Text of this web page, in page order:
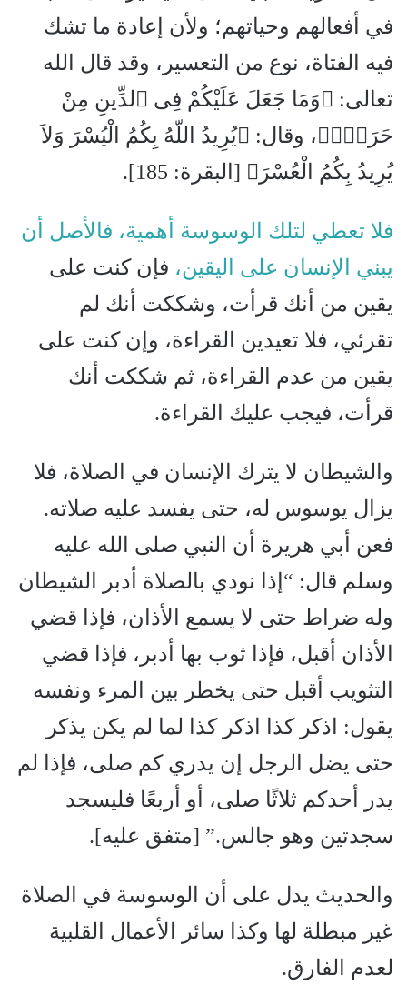
في أفعالهم وحياتهم؛ ولأن إعادة ما تشك
فيه الفتاة، نوع من التعسير، وقد قال الله
تعالى: ﴿وَمَا جَعَلَ عَلَيْكُمْ فِى ٱلدِّينِ مِنْ
حَرَجٍۢ﴾، وقال: ﴿يُرِيدُ اللّهُ بِكُمُ الْيُسْرَ وَلاَ
يُرِيدُ بِكُمُ الْعُسْرَ﴾ [البقرة: 185].
فلا تعطي لتلك الوسوسة أهمية، فالأصل أن
يبني الإنسان على اليقين، فإن كنت على
يقين من أنك قرأت، وشككت أنك لم
تقرئي، فلا تعيدين القراءة، وإن كنت على
يقين من عدم القراءة، ثم شككت أنك
قرأت، فيجب عليك القراءة.
والشيطان لا يترك الإنسان في الصلاة، فلا
يزال يوسوس له، حتى يفسد عليه صلاته.
فعن أبي هريرة أن النبي صلى الله عليه
وسلم قال: “إذا نودي بالصلاة أدبر الشيطان
وله ضراط حتى لا يسمع الأذان، فإذا قضي
الأذان أقبل، فإذا ثوب بها أدبر، فإذا قضي
التثويب أقبل حتى يخطر بين المرء ونفسه
يقول: اذكر كذا اذكر كذا لما لم يكن يذكر
حتى يضل الرجل إن يدري كم صلى، فإذا لم
يدر أحدكم ثلاثًا صلى، أو أربعًا فليسجد
سجدتين وهو جالس.” [متفق عليه].
والحديث يدل على أن الوسوسة في الصلاة
غير مبطلة لها وكذا سائر الأعمال القلبية
لعدم الفارق.